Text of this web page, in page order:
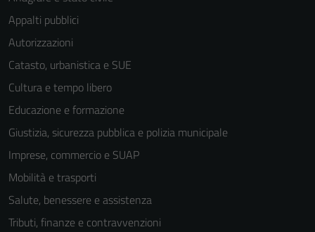
Appalti pubblici
Autorizzazioni
Catasto, urbanistica e SUE
Cultura e tempo libero
Educazione e formazione
Giustizia, sicurezza pubblica e polizia municipale
Imprese, commercio e SUAP
Mobilità e trasporti
Salute, benessere e assistenza
Tributi, finanze e contravvenzioni